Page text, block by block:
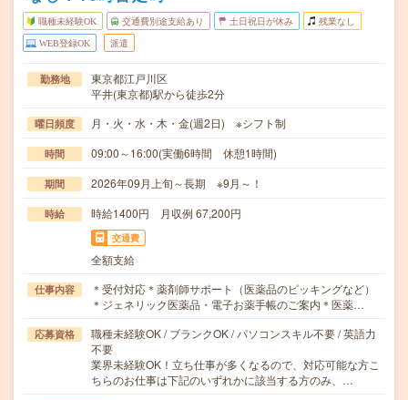
職種未経験OK 交通費別途支給あり 土日祝日が休み 残業なし
WEB登録OK 派遣
勤務地
東京都江戸川区
平井(東京都)駅から徒歩2分
曜日頻度 月・火・水・木・金(週2日) ※シフト制
時間 09:00～16:00(実働6時間 休憩1時間)
期間 2026年09月上旬～長期 ※9月～！
時給 時給1400円 月収例 67,200円
交通費
全額支給
仕事内容
＊受付対応＊薬剤師サポート（医薬品のピッキングなど）
＊ジェネリック医薬品・電子お薬手帳のご案内＊医薬…
応募資格
職種未経験OK / ブランクOK / パソコンスキル不要 / 英語力
不要
業界未経験OK！立ち仕事が多くなるので、対応可能な方こ
ちらのお仕事は下記のいずれかに該当する方のみ、…